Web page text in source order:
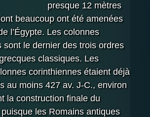
presque 12 mètres
beaucoup ont été amenées
l’Égypte. Les colonnes
sont le dernier des trois ordres
classiques. Les
corinthiennes étaient déjà
au moins 427 av. J-C., environ
la construction finale du
les Romains antiques